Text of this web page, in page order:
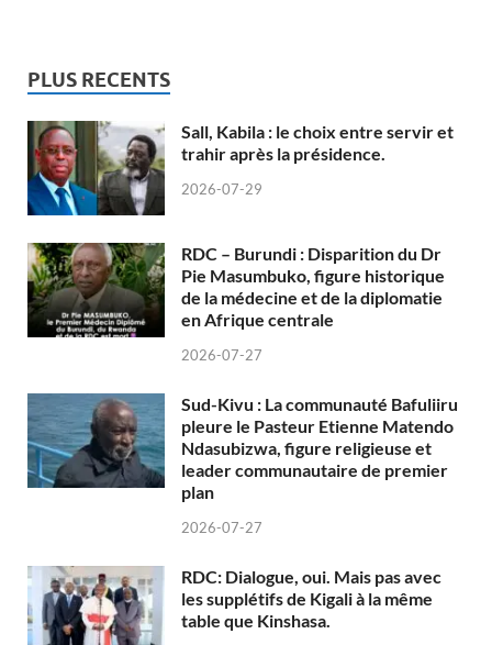
PLUS RECENTS
Sall, Kabila : le choix entre servir et
trahir après la présidence.
2026-07-29
RDC – Burundi : Disparition du Dr
Pie Masumbuko, figure historique
de la médecine et de la diplomatie
en Afrique centrale
2026-07-27
Sud-Kivu : La communauté Bafuliiru
pleure le Pasteur Etienne Matendo
Ndasubizwa, figure religieuse et
leader communautaire de premier
plan
2026-07-27
RDC: Dialogue, oui. Mais pas avec
les supplétifs de Kigali à la même
table que Kinshasa.